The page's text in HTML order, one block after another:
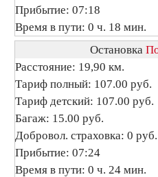
Прибытие: 07:18
Время в пути: 0 ч. 18 мин.
Остановка
Расстояние: 19,90 км.
Тариф полный: 107.00 руб.
Тариф детский: 107.00 руб.
Багаж: 15.00 руб.
Добровол. страховка: 0 руб.
Прибытие: 07:24
Время в пути: 0 ч. 24 мин.